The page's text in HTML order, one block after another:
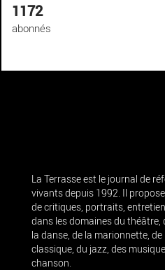
1172
abonnés
La Terrasse est le journal de
vivants depuis 1992. Il
de critiques, portraits,
dans les domaines du
la danse, de la marionnette, de
classique, du jazz, des
chanson.